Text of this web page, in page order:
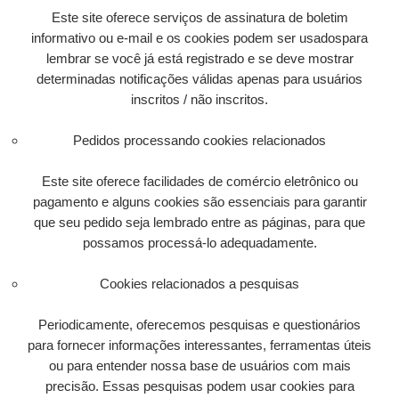
Este site oferece serviços de assinatura de boletim
informativo ou e-mail e os cookies podem ser usados​​para
lembrar se você já está registrado e se deve mostrar
determinadas notificações válidas apenas para usuários
inscritos / não inscritos.
Pedidos processando cookies relacionados
Este site oferece facilidades de comércio eletrônico ou
pagamento e alguns cookies são essenciais para garantir
que seu pedido seja lembrado entre as páginas, para que
possamos processá-lo adequadamente.
Cookies relacionados a pesquisas
Periodicamente, oferecemos pesquisas e questionários
para fornecer informações interessantes, ferramentas úteis
ou para entender nossa base de usuários com mais
precisão. Essas pesquisas podem usar cookies para